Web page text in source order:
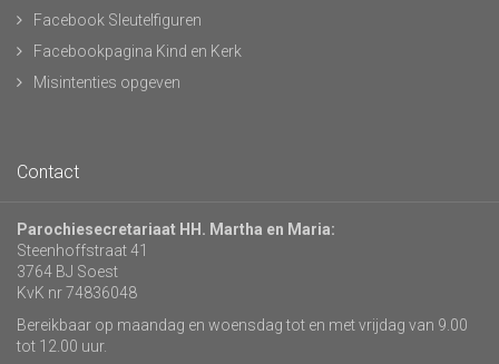
Facebook Sleutelfiguren
Facebookpagina Kind en Kerk
Misintenties opgeven
Contact
Parochiesecretariaat HH. Martha en Maria:
Steenhoffstraat 41
3764 BJ Soest
KvK nr 74836048
Bereikbaar op maandag en woensdag tot en met vrijdag van 9.00
tot 12.00 uur.